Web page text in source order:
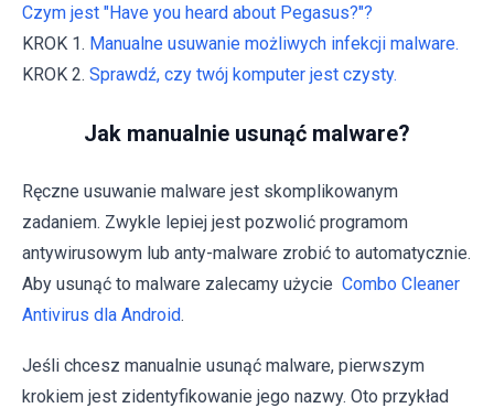
Czym jest "Have you heard about Pegasus?"?
KROK 1. Manualne usuwanie możliwych infekcji malware.
KROK 2. Sprawdź, czy twój komputer jest czysty.
Jak manualnie usunąć malware?
Ręczne usuwanie malware jest skomplikowanym
zadaniem. Zwykle lepiej jest pozwolić programom
antywirusowym lub anty-malware zrobić to automatycznie.
Aby usunąć to malware zalecamy użycie Combo Cleaner
Antivirus dla Android.
Jeśli chcesz manualnie usunąć malware, pierwszym
krokiem jest zidentyfikowanie jego nazwy. Oto przykład